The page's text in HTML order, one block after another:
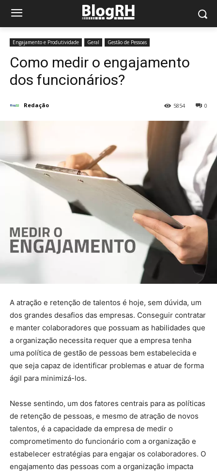
Engajamento e Produtividade Geral Gestão de Pessoas
Como medir o engajamento
dos funcionários?
Redação 0
5854
A atração e retenção de talentos é hoje, sem dúvida, um
dos grandes desafios das empresas. Conseguir contratar
e manter colaboradores que possuam as habilidades que
a organização necessita requer que a empresa tenha
uma política de gestão de pessoas bem estabelecida e
que seja capaz de identificar problemas e atuar de forma
ágil para minimizá-los.
Nesse sentindo, um dos fatores centrais para as políticas
de retenção de pessoas, e mesmo de atração de novos
talentos, é a capacidade da empresa de medir o
comprometimento do funcionário com a organização e
estabelecer estratégias para engajar os colaboradores. O
engajamento das pessoas com a organização impacta